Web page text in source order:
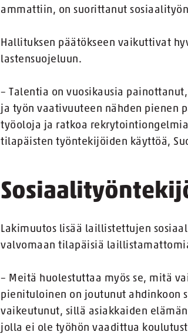
ammattiin, on suorittanut
Hallituksen päätökseen vaikuttivat
lastensuojeluun.
– Talentia on vuosikausia
ja työn vaativuuteen nähden pienen
työoloja ja ratkoa
tilapäisten työntekijöiden käyttöä,
Lakimuutos lisää laillistettujen
valvomaan tilapäisiä
– Meitä huolestuttaa myös se, mitä
pienituloinen on joutunut ahdinkoon
vaikeutunut, sillä asiakkaiden
jolla ei ole työhön vaadittua